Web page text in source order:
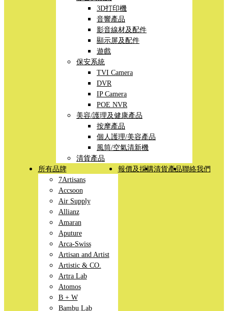
3D打印機
音響產品
影音線材及配件
顯示屏及配件
遊戲
保安系統
TVI Camera
DVR
IP Camera
POE NVR
美容/護理及健康產品
按摩產品
個人護理/美容產品
風筒/空氣清新機
清貨產品
所有品牌
7Artisans
Accsoon
Air Supply
Allianz
Amaran
Aputure
Arca-Swiss
Artisan and Artist
Artistic & CO.
Artra Lab
Atomos
B + W
Bambu Lab
報價及採購清貨產品聯絡我們